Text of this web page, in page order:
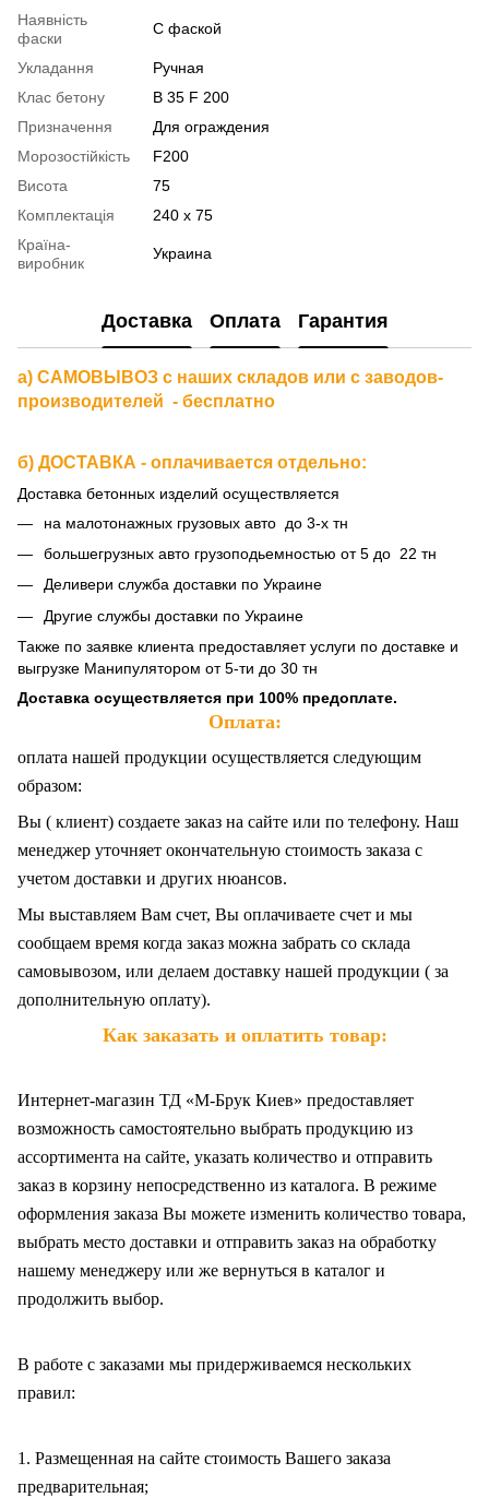
Наявність
фаски
С фаской
Укладання
Ручная
Клас бетону
В 35 F 200
Призначення
Для ограждения
Морозостійкість
F200
Висота
75
Комплектація
240 х 75
Країна-
виробник
Украина
Доставка Оплата Гарантия
а) САМОВЫВОЗ с наших складов или с заводов-
производителей - бесплатно
б) ДОСТАВКА - оплачивается отдельно:
Доставка бетонных изделий осуществляется
на малотонажных грузовых авто до 3-х тн
большегрузных авто грузоподьемностью от 5 до 22 тн
Деливери служба доставки по Украине
Другие службы доставки по Украине
Также по заявке клиента предоставляет услуги по доставке и
выгрузке Манипулятором от 5-ти до 30 тн
Доставка осуществляется при 100% предоплате.
Оплата:
оплата нашей продукции осуществляется следующим
образом:
Вы ( клиент) создаете заказ на сайте или по телефону. Наш
менеджер уточняет окончательную стоимость заказа с
учетом доставки и других нюансов.
Мы выставляем Вам счет, Вы оплачиваете счет и мы
сообщаем время когда заказ можна забрать со склада
самовывозом, или делаем доставку нашей продукции ( за
дополнительную оплату).
Как заказать и оплатить товар:
Интернет-магазин ТД «М-Брук Киев» предоставляет
возможность самостоятельно выбрать продукцию из
ассортимента на сайте, указать количество и отправить
заказ в корзину непосредственно из каталога. В режиме
оформления заказа Вы можете изменить количество товара,
выбрать место доставки и отправить заказ на обработку
нашему менеджеру или же вернуться в каталог и
продолжить выбор.
В работе с заказами мы придерживаемся нескольких
правил:
1. Размещенная на сайте стоимость Вашего заказа
предварительная;